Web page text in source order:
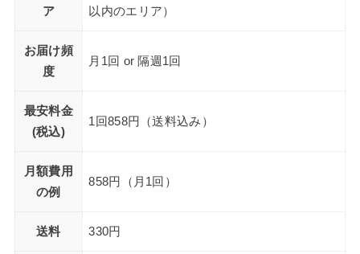
ア
以内のエリア）
お届け頻
度
月1回 or 隔週1回
最安料金
(税込)
1回858円（送料込み）
月額費用
の例
858円（月1回）
送料 330円